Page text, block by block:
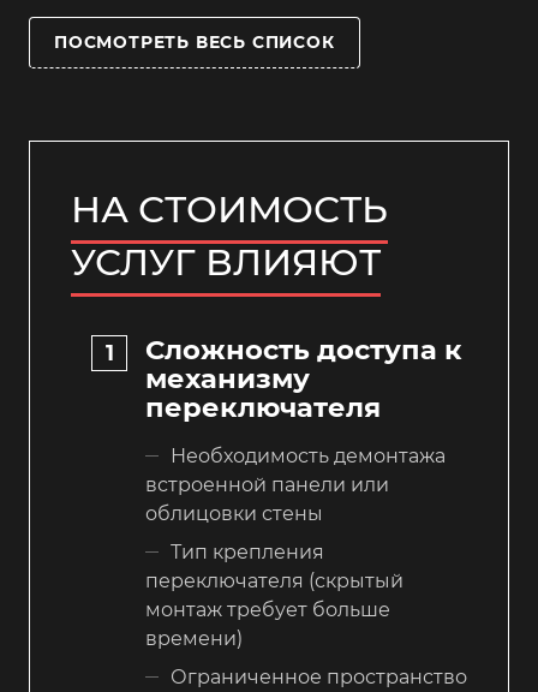
ПОСМОТРЕТЬ ВЕСЬ СПИСОК
НА СТОИМОСТЬ
УСЛУГ ВЛИЯЮТ
Сложность доступа к
механизму
переключателя
Необходимость демонтажа
встроенной панели или
облицовки стены
Тип крепления
переключателя (скрытый
монтаж требует больше
времени)
Ограниченное пространство